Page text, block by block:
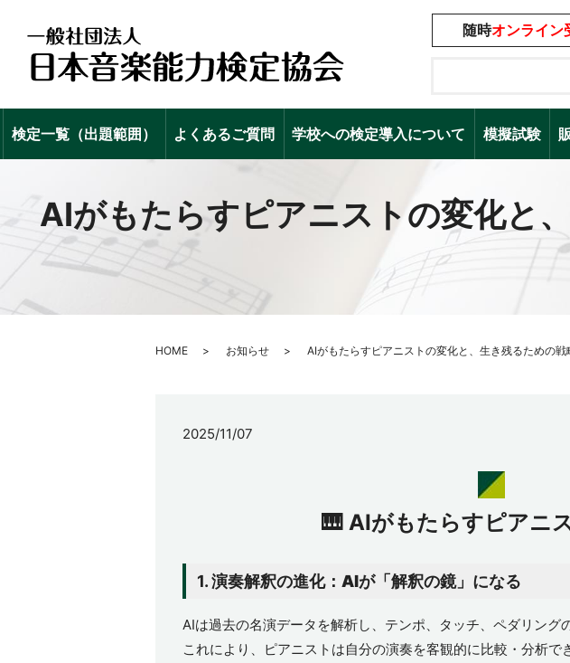
随時オンライン
検定一覧（出題範囲） よくあるご質問 学校への検定導入について 模擬試験
AIがもたらすピアニストの変化と
HOME お知らせ AIがもたらすピアニストの変化と、生き残るための
2025/11/07
🎹 AIがもたらすピアニ
1.演奏解釈の進化：AIが「解釈の鏡」になる
AIは過去の名演データを解析し、テンポ、タッチ、ペダリング
これにより、ピアニストは自分の演奏を客観的に比較・分析で